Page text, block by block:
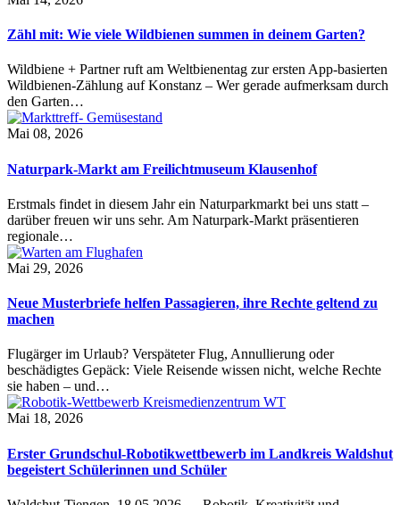
Zähl mit: Wie viele Wildbienen summen in deinem Garten?
Wildbiene + Partner ruft am Weltbienentag zur ersten App-basierten
Wildbienen-Zählung auf Konstanz – Wer gerade aufmerksam durch
den Garten…
Mai 08, 2026
Naturpark-Markt am Freilichtmuseum Klausenhof
Erstmals findet in diesem Jahr ein Naturparkmarkt bei uns statt –
darüber freuen wir uns sehr. Am Naturpark-Markt präsentieren
regionale…
Mai 29, 2026
Neue Musterbriefe helfen Passagieren, ihre Rechte geltend zu
machen
Flugärger im Urlaub? Verspäteter Flug, Annullierung oder
beschädigtes Gepäck: Viele Reisende wissen nicht, welche Rechte
sie haben – und…
Mai 18, 2026
Erster Grundschul-Robotikwettbewerb im Landkreis Waldshut
begeistert Schülerinnen und Schüler